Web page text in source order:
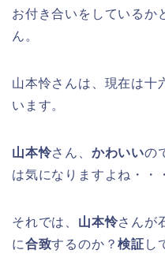
お付き合いをしているか
ん。
山本怜さんは、現在は十
います。
山本怜さん、 かわいいの
は気になりますよね・・・
それでは、 山本怜さんが
に合致するのか？検証 し